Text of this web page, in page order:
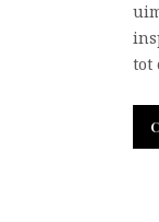
tot